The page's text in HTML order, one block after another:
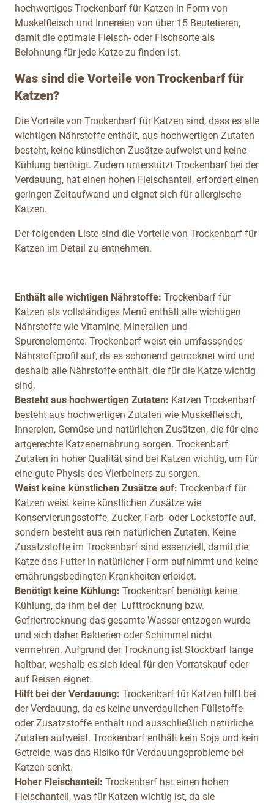
hochwertiges Trockenbarf für Katzen in Form von
Muskelfleisch und Innereien von über 15 Beutetieren,
damit die optimale Fleisch- oder Fischsorte als
Belohnung für jede Katze zu finden ist.
Was sind die Vorteile von Trockenbarf für
Katzen?
Die Vorteile von Trockenbarf für Katzen sind, dass es alle
wichtigen Nährstoffe enthält, aus hochwertigen Zutaten
besteht, keine künstlichen Zusätze aufweist und keine
Kühlung benötigt. Zudem unterstützt Trockenbarf bei der
Verdauung, hat einen hohen Fleischanteil, erfordert einen
geringen Zeitaufwand und eignet sich für allergische
Katzen.
Der folgenden Liste sind die Vorteile von Trockenbarf für
Katzen im Detail zu entnehmen.
Enthält alle wichtigen Nährstoffe: Trockenbarf für
Katzen als vollständiges Menü enthält alle wichtigen
Nährstoffe wie Vitamine, Mineralien und
Spurenelemente. Trockenbarf weist ein umfassendes
Nährstoffprofil auf, da es schonend getrocknet wird und
deshalb alle Nährstoffe enthält, die für die Katze wichtig
sind.
Besteht aus hochwertigen Zutaten: Katzen Trockenbarf
besteht aus hochwertigen Zutaten wie Muskelfleisch,
Innereien, Gemüse und natürlichen Zusätzen, die für eine
artgerechte Katzenernährung sorgen. Trockenbarf
Zutaten in hoher Qualität sind bei Katzen wichtig, um für
eine gute Physis des Vierbeiners zu sorgen.
Weist keine künstlichen Zusätze auf: Trockenbarf für
Katzen weist keine künstlichen Zusätze wie
Konservierungsstoffe, Zucker, Farb- oder Lockstoffe auf,
sondern besteht aus rein natürlichen Zutaten. Keine
Zusatzstoffe im Trockenbarf sind essenziell, damit die
Katze das Futter in natürlicher Form aufnimmt und keine
ernährungsbedingten Krankheiten erleidet.
Benötigt keine Kühlung: Trockenbarf benötigt keine
Kühlung, da ihm bei der Lufttrocknung bzw.
Gefriertrocknung das gesamte Wasser entzogen wurde
und sich daher Bakterien oder Schimmel nicht
vermehren. Aufgrund der Trocknung ist Stockbarf lange
haltbar, weshalb es sich ideal für den Vorratskauf oder
auf Reisen eignet.
Hilft bei der Verdauung: Trockenbarf für Katzen hilft bei
der Verdauung, da es keine unverdaulichen Füllstoffe
oder Zusatzstoffe enthält und ausschließlich natürliche
Zutaten aufweist. Trockenbarf enthält kein Soja und kein
Getreide, was das Risiko für Verdauungsprobleme bei
Katzen senkt.
Hoher Fleischanteil: Trockenbarf hat einen hohen
Fleischanteil, was für Katzen wichtig ist, da sie